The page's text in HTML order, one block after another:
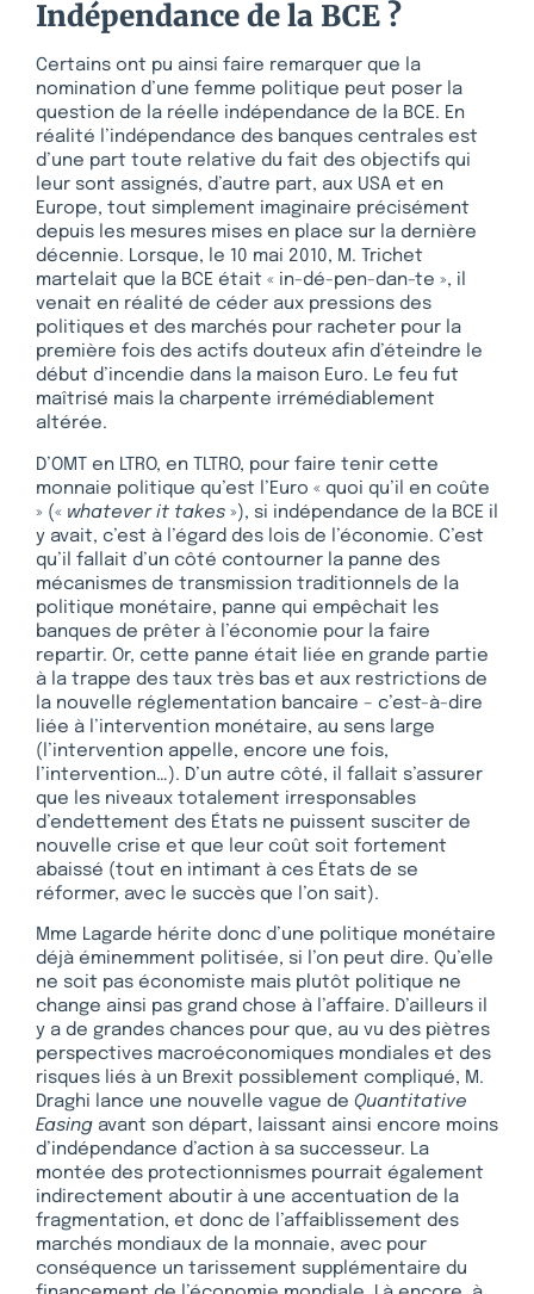
Indépendance de la BCE ?
Certains ont pu ainsi faire remarquer que la
nomination d’une femme politique peut poser la
question de la réelle indépendance de la BCE. En
réalité l’indépendance des banques centrales est
d’une part toute relative du fait des objectifs qui
leur sont assignés, d’autre part, aux USA et en
Europe, tout simplement imaginaire précisément
depuis les mesures mises en place sur la dernière
décennie. Lorsque, le 10 mai 2010, M. Trichet
martelait que la BCE était « in-dé-pen-dan-te », il
venait en réalité de céder aux pressions des
politiques et des marchés pour racheter pour la
première fois des actifs douteux afin d’éteindre le
début d’incendie dans la maison Euro. Le feu fut
maîtrisé mais la charpente irrémédiablement
altérée.
D’OMT en LTRO, en TLTRO, pour faire tenir cette
monnaie politique qu’est l’Euro « quoi qu’il en coûte
» (« whatever it takes »), si indépendance de la BCE il
y avait, c’est à l’égard des lois de l’économie. C’est
qu’il fallait d’un côté contourner la panne des
mécanismes de transmission traditionnels de la
politique monétaire, panne qui empêchait les
banques de prêter à l’économie pour la faire
repartir. Or, cette panne était liée en grande partie
à la trappe des taux très bas et aux restrictions de
la nouvelle réglementation bancaire – c’est-à-dire
liée à l’intervention monétaire, au sens large
(l’intervention appelle, encore une fois,
l’intervention…). D’un autre côté, il fallait s’assurer
que les niveaux totalement irresponsables
d’endettement des États ne puissent susciter de
nouvelle crise et que leur coût soit fortement
abaissé (tout en intimant à ces États de se
réformer, avec le succès que l’on sait).
Mme Lagarde hérite donc d’une politique monétaire
déjà éminemment politisée, si l’on peut dire. Qu’elle
ne soit pas économiste mais plutôt politique ne
change ainsi pas grand chose à l’affaire. D’ailleurs il
y a de grandes chances pour que, au vu des piètres
perspectives macroéconomiques mondiales et des
risques liés à un Brexit possiblement compliqué, M.
Draghi lance une nouvelle vague de Quantitative
Easing avant son départ, laissant ainsi encore moins
d’indépendance d’action à sa successeur. La
montée des protectionnismes pourrait également
indirectement aboutir à une accentuation de la
fragmentation, et donc de l’affaiblissement des
marchés mondiaux de la monnaie, avec pour
conséquence un tarissement supplémentaire du